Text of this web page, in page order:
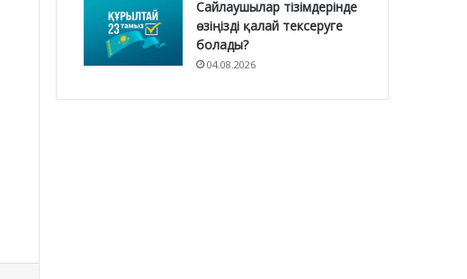
Сайлаушылар тізімдерінде
өзіңізді қалай тексеруге
болады?
04.08.2026